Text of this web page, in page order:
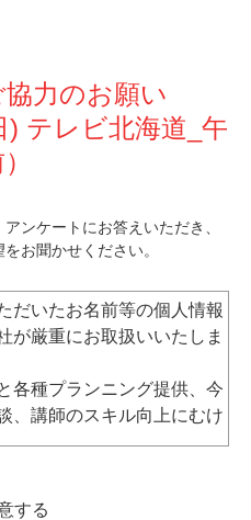
力のお願い
) テレビ北海道_午
）
アンケートにお答えいただき、
お聞かせください。
だいたお名前等の個⼈情報
が厳重にお取扱いいたしま
各種プランニング提供、今
、講師のスキル向上にむけ
くださいますようお願い申
する